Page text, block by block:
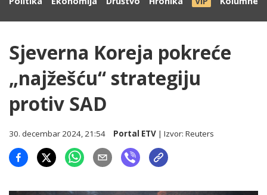
Sjeverna Koreja pokreće
„najžešću“ strategiju
protiv SAD
30. decembar 2024, 21:54 Portal ETV | Izvor:Reuters